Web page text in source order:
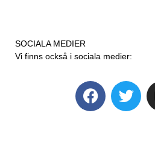
SOCIALA MEDIER
Vi finns också i sociala medier: